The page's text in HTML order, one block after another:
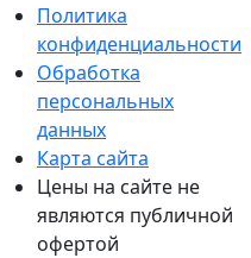
Политика
конфиденциальности
Обработка
персональных
данных
Карта сайта
Цены на сайте не
являются публичной
офертой